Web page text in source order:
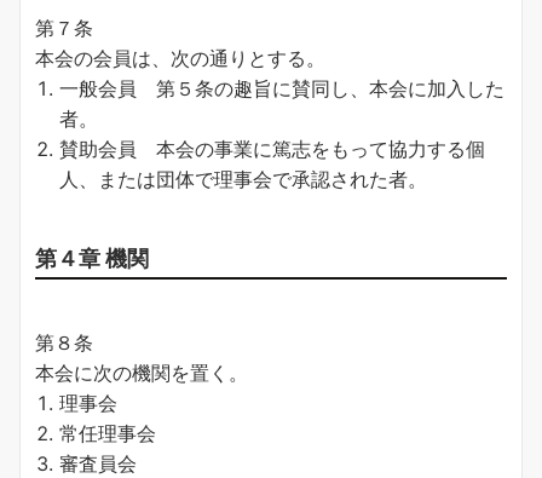
第７条
本会の会員は、次の通りとする。
一般会員 第５条の趣旨に賛同し、本会に加入した
者。
賛助会員 本会の事業に篤志をもって協力する個
人、または団体で理事会で承認された者。
第４章 機関
第８条
本会に次の機関を置く。
理事会
常任理事会
審査員会